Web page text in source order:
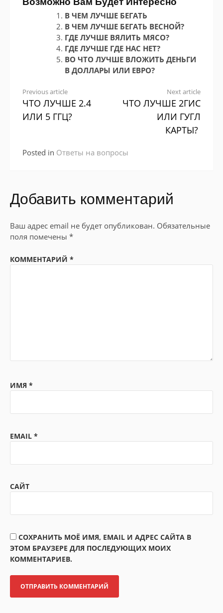
В ЧЕМ ЛУЧШЕ БЕГАТЬ
В ЧЕМ ЛУЧШЕ БЕГАТЬ ВЕСНОЙ?
ГДЕ ЛУЧШЕ ВЯЛИТЬ МЯСО?
ГДЕ ЛУЧШЕ ГДЕ НАС НЕТ?
ВО ЧТО ЛУЧШЕ ВЛОЖИТЬ ДЕНЬГИ
В ДОЛЛАРЫ ИЛИ ЕВРО?
Continue
Reading
Previous article
ЧТО ЛУЧШЕ 2.4
ИЛИ 5 ГГЦ?
Next article
ЧТО ЛУЧШЕ 2ГИС
ИЛИ ГУГЛ
КАРТЫ?
Posted in Ответы на вопросы
Добавить комментарий
Ваш адрес email не будет опубликован. Обязательные
поля помечены *
КОММЕНТАРИЙ *
ИМЯ *
EMAIL *
САЙТ
СОХРАНИТЬ МОЁ ИМЯ, EMAIL И АДРЕС САЙТА В
ЭТОМ БРАУЗЕРЕ ДЛЯ ПОСЛЕДУЮЩИХ МОИХ
КОММЕНТАРИЕВ.